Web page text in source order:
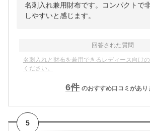
名刺入れ兼用財布です。コンパクトで
しやすいと感じます。
回答された質問
名刺入れと財布を兼用できるレディース向け
ください。
6件 のおすすめ口コミがあり
5